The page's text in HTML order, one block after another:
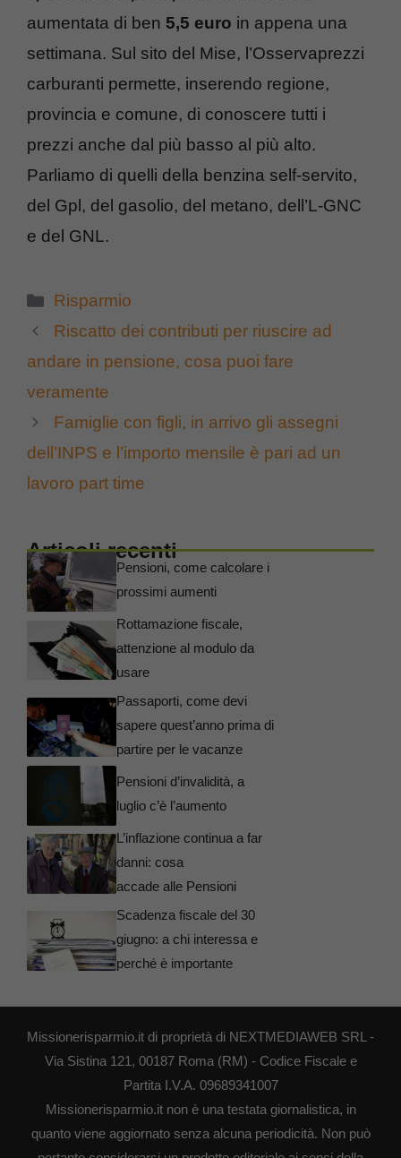
aumentata di ben 5,5 euro in appena una
settimana. Sul sito del Mise, l’Osservaprezzi
carburanti permette, inserendo regione,
provincia e comune, di conoscere tutti i
prezzi anche dal più basso al più alto.
Parliamo di quelli della benzina self-servito,
del Gpl, del gasolio, del metano, dell’L-GNC
e del GNL.
Categorie
Risparmio
Riscatto dei contributi per riuscire ad
andare in pensione, cosa puoi fare
veramente
Famiglie con figli, in arrivo gli assegni
dell’INPS e l’importo mensile è pari ad un
lavoro part time
Articoli recenti
Pensioni, come calcolare i
prossimi aumenti
Rottamazione fiscale,
attenzione al modulo da
usare
Passaporti, come devi
sapere quest’anno prima di
partire per le vacanze
Pensioni d’invalidità, a
luglio c’è l’aumento
L’inflazione continua a far
danni: cosa
accade alle Pensioni
Scadenza fiscale del 30
giugno: a chi interessa e
perché è importante
Missionerisparmio.it di proprietà di NEXTMEDIAWEB SRL -
Via Sistina 121, 00187 Roma (RM) - Codice Fiscale e
Partita I.V.A. 09689341007
Missionerisparmio.it non è una testata giornalistica, in
quanto viene aggiornato senza alcuna periodicità. Non può